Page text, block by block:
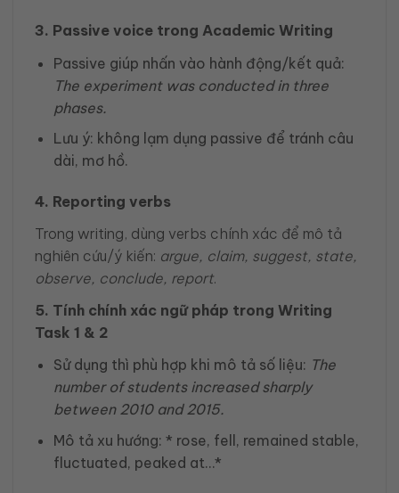
3. Passive voice trong Academic Writing
Passive giúp nhấn vào hành động/kết quả:
The experiment was conductedin three
phases.
Lưu ý: không lạm dụng passive để tránh câu
dài, mơ hồ.
4. Reporting verbs
Trong writing, dùng verbs chính xác để mô tả
nghiên cứu/ý kiến: argue, claim, suggest, state,
observe, conclude, report.
5. Tính chính xác ngữ pháp trong Writing
Task 1 & 2
Sử dụng thì phù hợp khi mô tả số liệu: The
number of students increasedsharply
between 2010 and 2015.
Mô tả xu hướng: * rose, fell, remained stable,
fluctuated, peaked at…*